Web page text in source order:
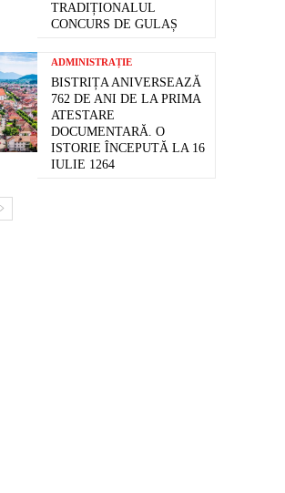
TRADIȚIONALUL
CONCURS DE GULAȘ
ADMINISTRAȚIE
BISTRIȚA ANIVERSEAZĂ
762 DE ANI DE LA PRIMA
ATESTARE
DOCUMENTARĂ. O
ISTORIE ÎNCEPUTĂ LA 16
IULIE 1264